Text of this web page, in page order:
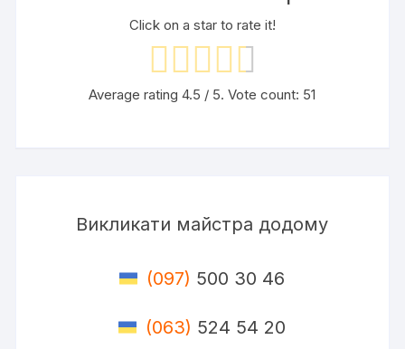
Click on a star to rate it!
Average rating4.5 / 5. Vote count: 51
Викликати майстра додому
(097) 500 30 46
(063) 524 54 20